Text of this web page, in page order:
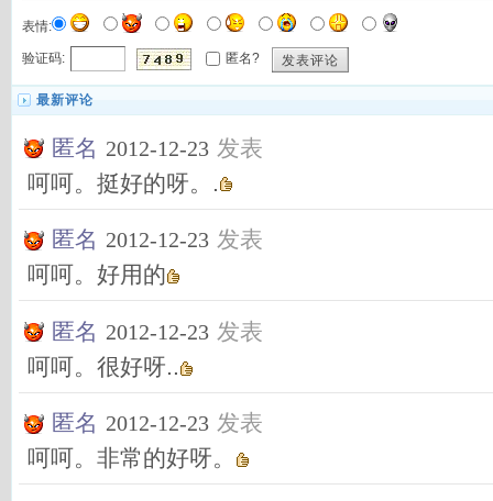
表情:
验证码: 匿名? 发表评论
最新评论
匿名 2012-12-23 发表
呵呵。挺好的呀。.
匿名 2012-12-23 发表
呵呵。好用的
匿名 2012-12-23 发表
呵呵。很好呀..
匿名 2012-12-23 发表
呵呵。非常的好呀。